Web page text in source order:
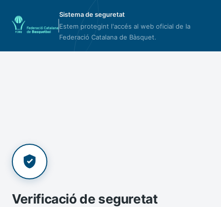
Sistema de seguretat
Estem protegint l'accés al web oficial de la
Federació Catalana de Bàsquet.
Verificació de seguretat